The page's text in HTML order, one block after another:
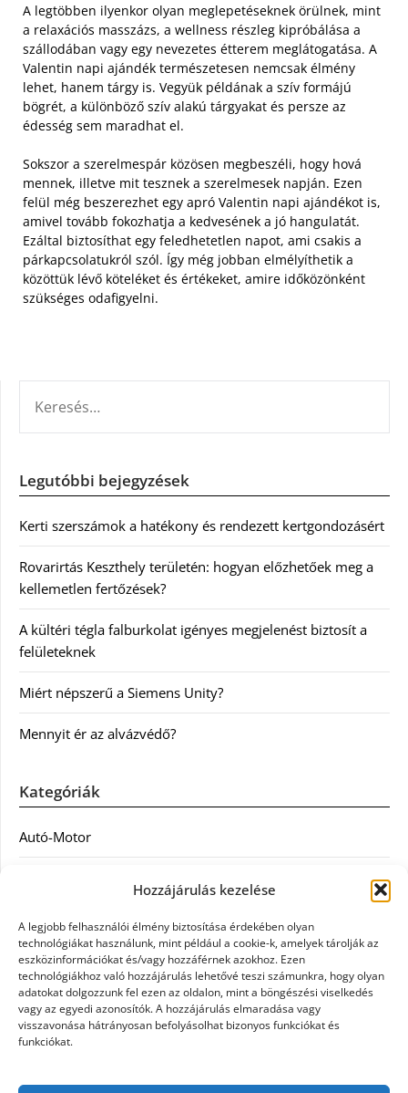
Hozzájárulás kezelése
A legjobb felhasználói élmény biztosítása érdekében olyan
technológiákat használunk, mint például a cookie-k, amelyek tárolják az
eszközinformációkat és/vagy hozzáférnek azokhoz. Ezen
technológiákhoz való hozzájárulás lehetővé teszi számunkra, hogy olyan
adatokat dolgozzunk fel ezen az oldalon, mint a böngészési viselkedés
vagy az egyedi azonosítók. A hozzájárulás elmaradása vagy
visszavonása hátrányosan befolyásolhat bizonyos funkciókat és
funkciókat.
A legtöbben ilyenkor olyan meglepetéseknek örülnek, mint
a relaxációs masszázs, a wellness részleg kipróbálása a
szállodában vagy egy nevezetes étterem meglátogatása. A
Valentin napi ajándék természetesen nemcsak élmény
lehet, hanem tárgy is. Vegyük példának a szív formájú
bögrét, a különböző szív alakú tárgyakat és persze az
édesség sem maradhat el.
Sokszor a szerelmespár közösen megbeszéli, hogy hová
mennek, illetve mit tesznek a szerelmesek napján. Ezen
felül még beszerezhet egy apró Valentin napi ajándékot is,
amivel tovább fokozhatja a kedvesének a jó hangulatát.
Ezáltal biztosíthat egy feledhetetlen napot, ami csakis a
párkapcsolatukról szól. Így még jobban elmélyíthetik a
közöttük lévő köteléket és értékeket, amire időközönként
szükséges odafigyelni.
Legutóbbi bejegyzések
Kerti szerszámok a hatékony és rendezett kertgondozásért
Rovarirtás Keszthely területén: hogyan előzhetőek meg a
kellemetlen fertőzések?
A kültéri tégla falburkolat igényes megjelenést biztosít a
felületeknek
Miért népszerű a Siemens Unity?
Mennyit ér az alvázvédő?
Kategóriák
Autó-Motor
Egészség
Egyéb
Étel
Szolgáltatás
Vásárlás